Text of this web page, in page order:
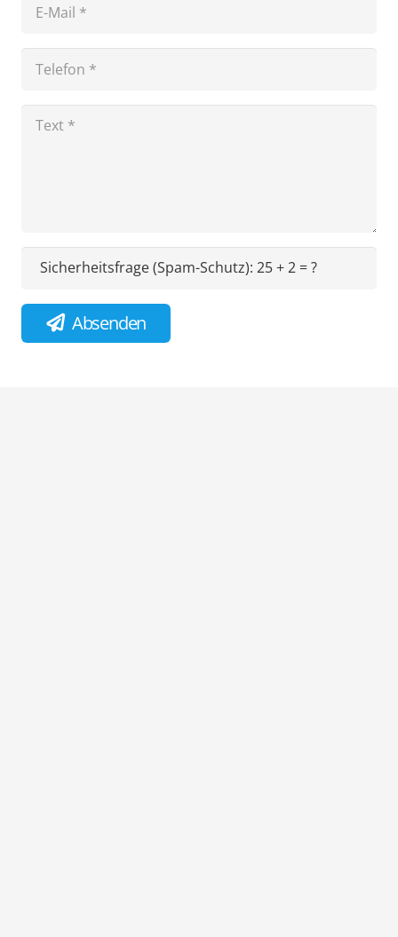
Sicherheitsfrage (Spam-Schutz): 25 + 2 = ?
Absenden